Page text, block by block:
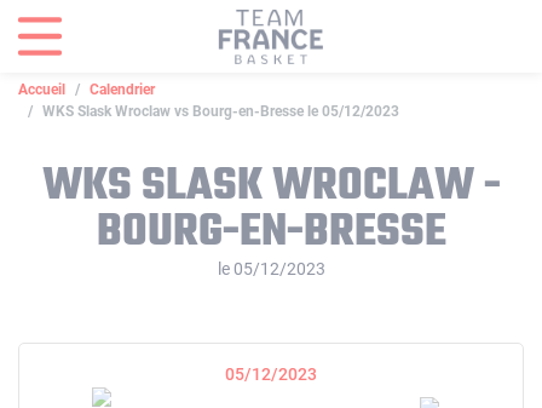
Accueil
Calendrier
WKS Slask Wroclaw vs Bourg-en-Bresse le 05/12/2023
WKS SLASK WROCLAW -
BOURG-EN-BRESSE
le 05/12/2023
05/12/2023
Panneau de gestion des cookies